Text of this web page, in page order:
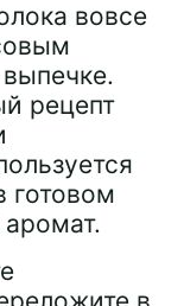
вовсе
рецепт
готовом